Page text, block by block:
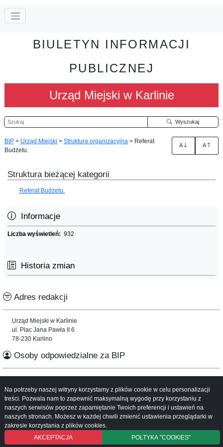
BIULETYN INFORMACJI
PUBLICZNEJ
Urząd Miejski w Karlinie
Szukaj Wyszukaj
BIP > Urząd Miejski > Struktura organizacyjna > Referat
Budżetu.
A A
Struktura bieżącej kategorii
Referat Budżetu.
Informacje
Liczba wyświetleń: 932
Historia zmian
Adres redakcji
Urząd Miejski w Karlinie
ul. Plac Jana Pawła II 6
78-230 Karlino
Osoby odpowiedzialne za BIP
Mapa serwisu
Instrukcja obsługi
Na potrzeby naszej witryny korzystamy z plików cookie w celu personalizacji
treści. Pozwala nam to zapewnić maksymalną wygodę przy korzystaniu z
naszych serwisów poprzez zapamiętanie Twoich preferencji i ustawień na
naszych stronach. Możesz w każdej chwili zmienić ustawienia przeglądarki w
zakresie korzystania z plików cookies.
AKCEPTACJA
POLTYKA "COOKIES"